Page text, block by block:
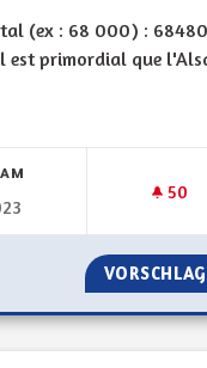
(ex : 68 000) :
est primordial que
50